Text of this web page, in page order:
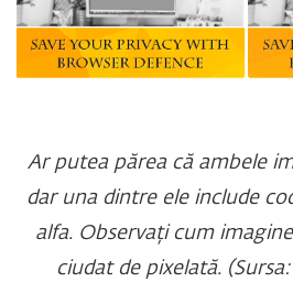
Ar putea părea că ambele
dar una dintre ele include
alfa. Observați cum
ciudat de pixelată.